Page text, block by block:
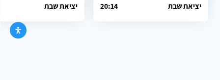
יציאת שבת
20:14
יציאת שבת